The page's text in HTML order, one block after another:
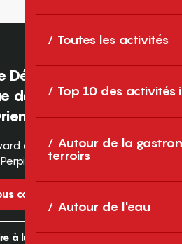
Toutes les activités
Top 10 des activités
Autour de la
terroirs
Autour de l'eau
Développement
des Pyrénées-
des Pyrénées
Cedex
contacter
à la newsletter